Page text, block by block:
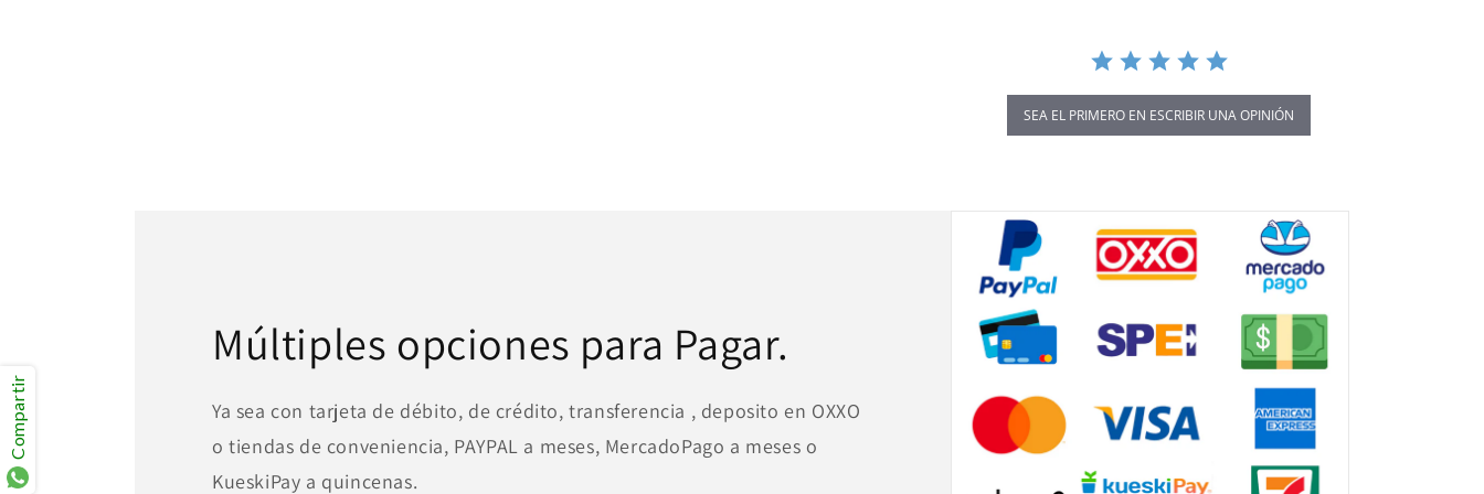
SEA EL PRIMERO EN ESCRIBIR UNA OPINIÓN
Múltiples opciones para Pagar.
Ya sea con tarjeta de débito, de crédito, transferencia , deposito en OXXO
o tiendas de conveniencia, PAYPAL a meses, MercadoPago a meses o
KueskiPay a quincenas.
Compartir